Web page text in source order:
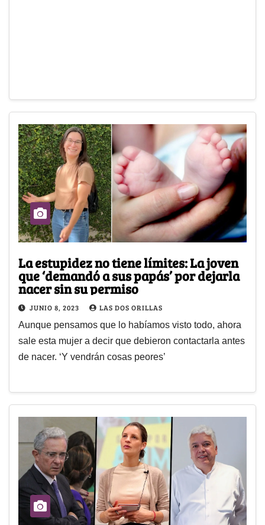
La estupidez no tiene límites: La joven
que ‘demandó a sus papás’ por dejarla
nacer sin su permiso
JUNIO 8, 2023 LAS DOS ORILLAS
Aunque pensamos que lo habíamos visto todo, ahora
sale esta mujer a decir que debieron contactarla antes
de nacer. ‘Y vendrán cosas peores’